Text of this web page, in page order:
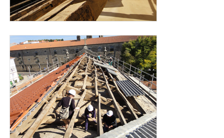
cubierta_carmen_para_web_2.jpg